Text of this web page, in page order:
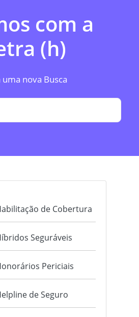
com a
(h)
uma nova Busca
de Cobertura
Seguráveis
Periciais
de Seguro